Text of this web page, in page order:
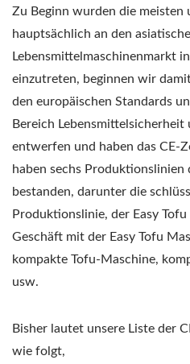
Zu Beginn wurden die meisten
hauptsächlich an den
Lebensmittelmaschinenmarkt
einzutreten, beginnen wir
den europäischen Standards
Bereich
entwerfen und haben das CE-
haben sechs
bestanden, darunter die
Produktionslinie, der Easy
Geschäft mit der Easy Tofu
kompakte Tofu-Maschine,
usw.
Bisher lautet unsere Liste der
wie folgt,